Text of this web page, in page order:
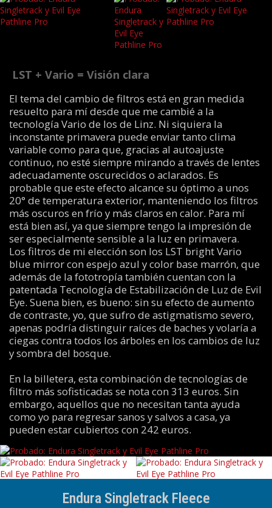
LST + Vario = Visión clara
El tema del cambio de filtros está en gran medida
resuelto para mí desde que me cambié a la
tecnología Vario de los de Linz. Ni siquiera la
inconstante primavera puede enviar tanto clima
variable como para que, gracias al autoajuste
continuo, no esté siempre mirando a través de lentes
adecuadamente oscurecidos o aclarados. Es
probable que este efecto alcance su óptimo a unos
20° de temperatura exterior, manteniendo los filtros
más oscuros en frío y más claros en calor. Para mí
está bien así, ya que siempre tengo la impresión de
ser especialmente sensible a la luz en primavera.
Los filtros de mi elección son los LST bright Vario
blue mirror con espejo azul y color base marrón, que
además de la fototropía también cuentan con la
patentada Tecnología de Estabilización de Luz de Evil
Eye. Suena bien, es bueno: sin su efecto de aumento
de contraste, yo, que sufro de astigmatismo severo,
apenas podría distinguir raíces de baches y volaría a
ciegas contra todos los árboles en los cambios de luz
y sombra del bosque.
En la billetera, esta combinación de tecnologías de
filtro más sofisticadas se nota con 313 euros. Sin
embargo, aquellos que no necesitan tanta ayuda
como yo para regresar sanos y salvos a casa, ya
pueden estar cubiertos con 242 euros.
Endura Singletrack Fleece